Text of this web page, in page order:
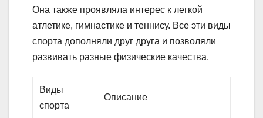
Она также проявляла интерес к легкой
атлетике, гимнастике и теннису. Все эти виды
спорта дополняли друг друга и позволяли
развивать разные физические качества.
Виды
спорта
Описание